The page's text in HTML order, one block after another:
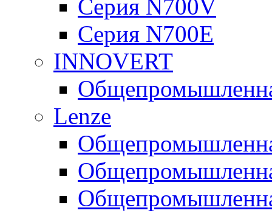
Серия N700V
Серия N700Е
INNOVERT
Lenze